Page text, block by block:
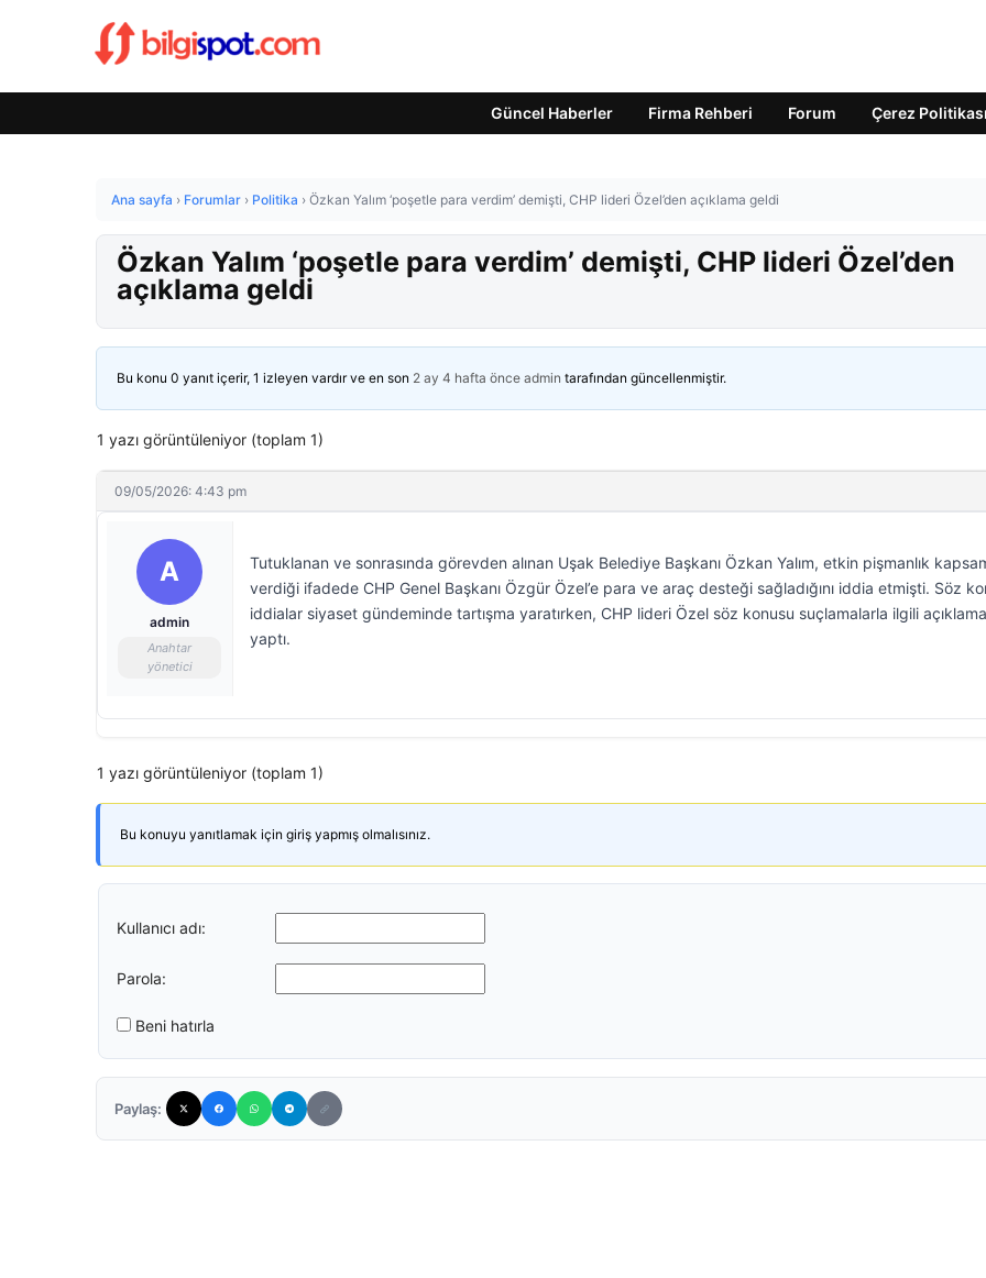
Güncel Haberler Firma Rehberi Forum Çerez Politikası
Ana sayfa › Forumlar › Politika › Özkan Yalım ‘poşetle para verdim’ demişti, CHP lideri Özel’den açıklama geldi
Özkan Yalım ‘poşetle para verdim’ demişti, CHP lideri Özel’den
açıklama geldi
Bu konu 0 yanıt içerir, 1 izleyen vardır ve en son 2 ay 4 hafta önce admin tarafından güncellenmiştir.
1 yazı görüntüleniyor (toplam 1)
09/05/2026: 4:43 pm
A
admin
Anahtar
yönetici
Tutuklanan ve sonrasında görevden alınan Uşak Belediye Başkanı Özkan Yalım, etkin pişmanlık
verdiği ifadede CHP Genel Başkanı Özgür Özel’e para ve araç desteği sağladığını iddia etmişti. Söz
iddialar siyaset gündeminde tartışma yaratırken, CHP lideri Özel söz konusu suçlamalarla ilgili açıklama
yaptı.
1 yazı görüntüleniyor (toplam 1)
Bu konuyu yanıtlamak için giriş yapmış olmalısınız.
Kullanıcı adı:
Parola:
Beni hatırla
Paylaş: